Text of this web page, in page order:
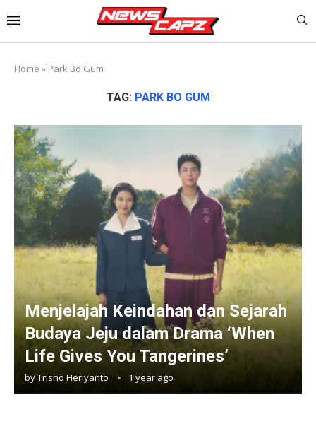
Home » Park Bo Gum
TAG: PARK BO GUM
Menjelajah Keindahan dan Sejarah
Budaya Jeju dalam Drama ‘When
Life Gives You Tangerines’
byTrisno Heriyanto 1 year ago